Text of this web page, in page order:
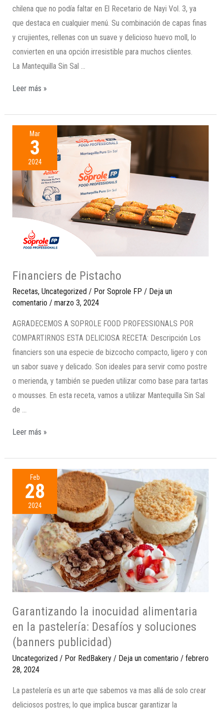
chilena que no podía faltar en El Recetario de Nayi Vol. 3, ya
que destaca en cualquier menú. Su combinación de capas finas
y crujientes, rellenas con un suave y delicioso huevo moll, lo
convierten en una opción irresistible para muchos clientes.
La Mantequilla Sin Sal …
Leer más »
Mar
3
2024
Financiers de Pistacho
Recetas, Uncategorized / Por Soprole FP / Deja un
comentario / marzo 3, 2024
AGRADECEMOS A SOPROLE FOOD PROFESSIONALS POR
COMPARTIRNOS ESTA DELICIOSA RECETA: Descripción Los
financiers son una especie de bizcocho compacto, ligero y con
un sabor suave y delicado. Son ideales para servir como postre
o merienda, y también se pueden utilizar como base para tartas
o mousses. En esta receta, vamos a utilizar Mantequilla Sin Sal
de …
Leer más »
Feb
28
2024
Garantizando la inocuidad alimentaria
en la pastelería: Desafíos y soluciones
(banners publicidad)
Uncategorized / Por RedBakery / Deja un comentario / febrero
28, 2024
La pastelería es un arte que sabemos va mas allá de solo crear
deliciosos postres; lo que implica buscar garantizar la